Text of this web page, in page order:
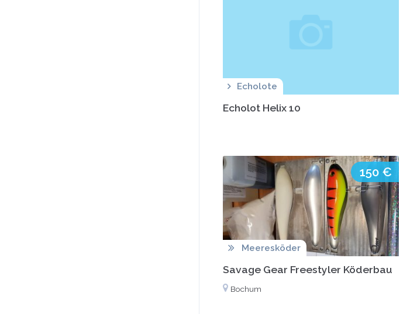
Echolote
Echolot Helix 10
150 €
Meeresköder
Savage Gear Freestyler Köderbau
Bochum